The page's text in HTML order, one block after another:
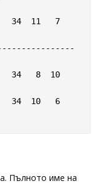
34  11   7
34   8  10
34  10   6
Пълното име на